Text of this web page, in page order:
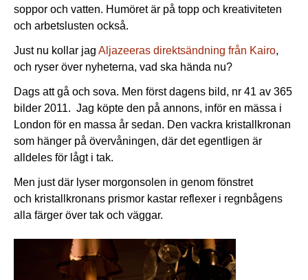
soppor och vatten. Humöret är på topp och kreativiteten
och arbetslusten också.
Just nu kollar jag Aljazeeras direktsändning från Kairo,
och ryser över nyheterna, vad ska hända nu?
Dags att gå och sova. Men först dagens bild, nr 41 av 365
bilder 2011. Jag köpte den på annons, inför en mässa i
London för en massa år sedan. Den vackra kristallkronan
som hänger på övervåningen, där det egentligen är
alldeles för lågt i tak.
Men just där lyser morgonsolen in genom fönstret
och kristallkronans prismor kastar reflexer i regnbågens
alla färger över tak och väggar.